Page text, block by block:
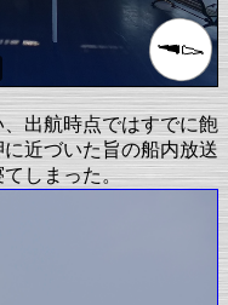
出航時点ではすでに飽
近づいた旨の船内放送
しまった。